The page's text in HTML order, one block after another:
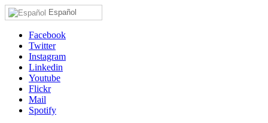
Español
Facebook
Twitter
Instagram
Linkedin
Youtube
Flickr
Mail
Spotify